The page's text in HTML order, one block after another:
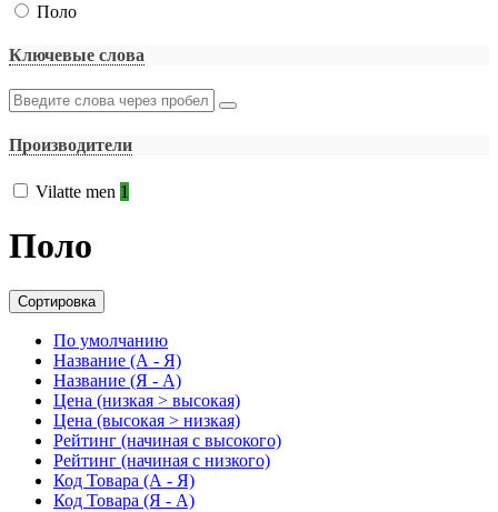
Поло
Ключевые слова
Производители
Vilatte men 1
Поло
Сортировка
По умолчанию
Название (А - Я)
Название (Я - А)
Цена (низкая > высокая)
Цена (высокая > низкая)
Рейтинг (начиная с высокого)
Рейтинг (начиная с низкого)
Код Товара (А - Я)
Код Товара (Я - А)